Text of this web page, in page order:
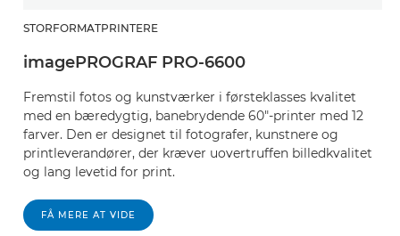
STORFORMATPRINTERE
imagePROGRAF PRO-6600
Fremstil fotos og kunstværker i førsteklasses kvalitet
med en bæredygtig, banebrydende 60"-printer med 12
farver. Den er designet til fotografer, kunstnere og
printleverandører, der kræver uovertruffen billedkvalitet
og lang levetid for print.
FÅ MERE AT VIDE